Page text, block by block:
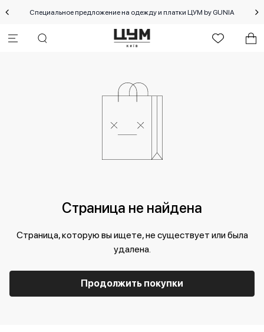
Специальное предложение на одежду и платки ЦУМ by GUNIA
Страница не найдена
Страница, которую вы ищете, не существует или была
удалена.
Продолжить покупки